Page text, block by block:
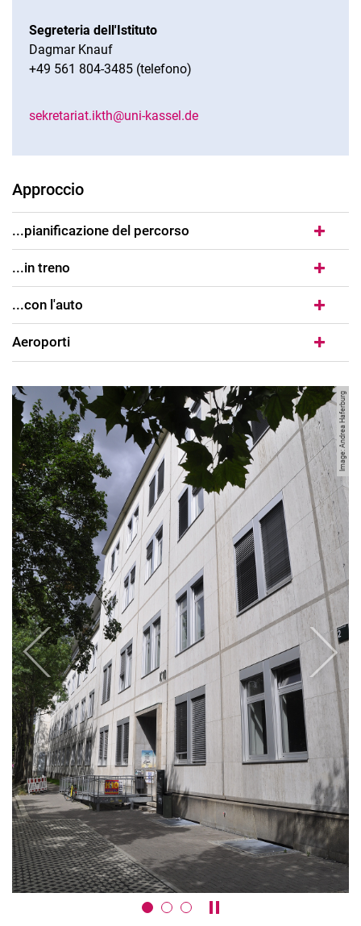
Segreteria dell'Istituto
Dagmar Knauf
+49 561 804-3485 (telefono)
sekretariat.ikth@uni-kassel.de
Approccio
...pianificazione del percorso
...in treno
...con l'auto
Aeroporti
Pause / play carousel
Image: Andrea Haferburg
Previous Next